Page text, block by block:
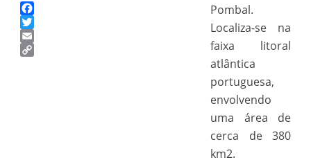
Facebook
Twitter
Email
Pombal.
Localiza-se na
faixa litoral
atlântica
portuguesa,
envolvendo
uma área de
cerca de 380
km2.